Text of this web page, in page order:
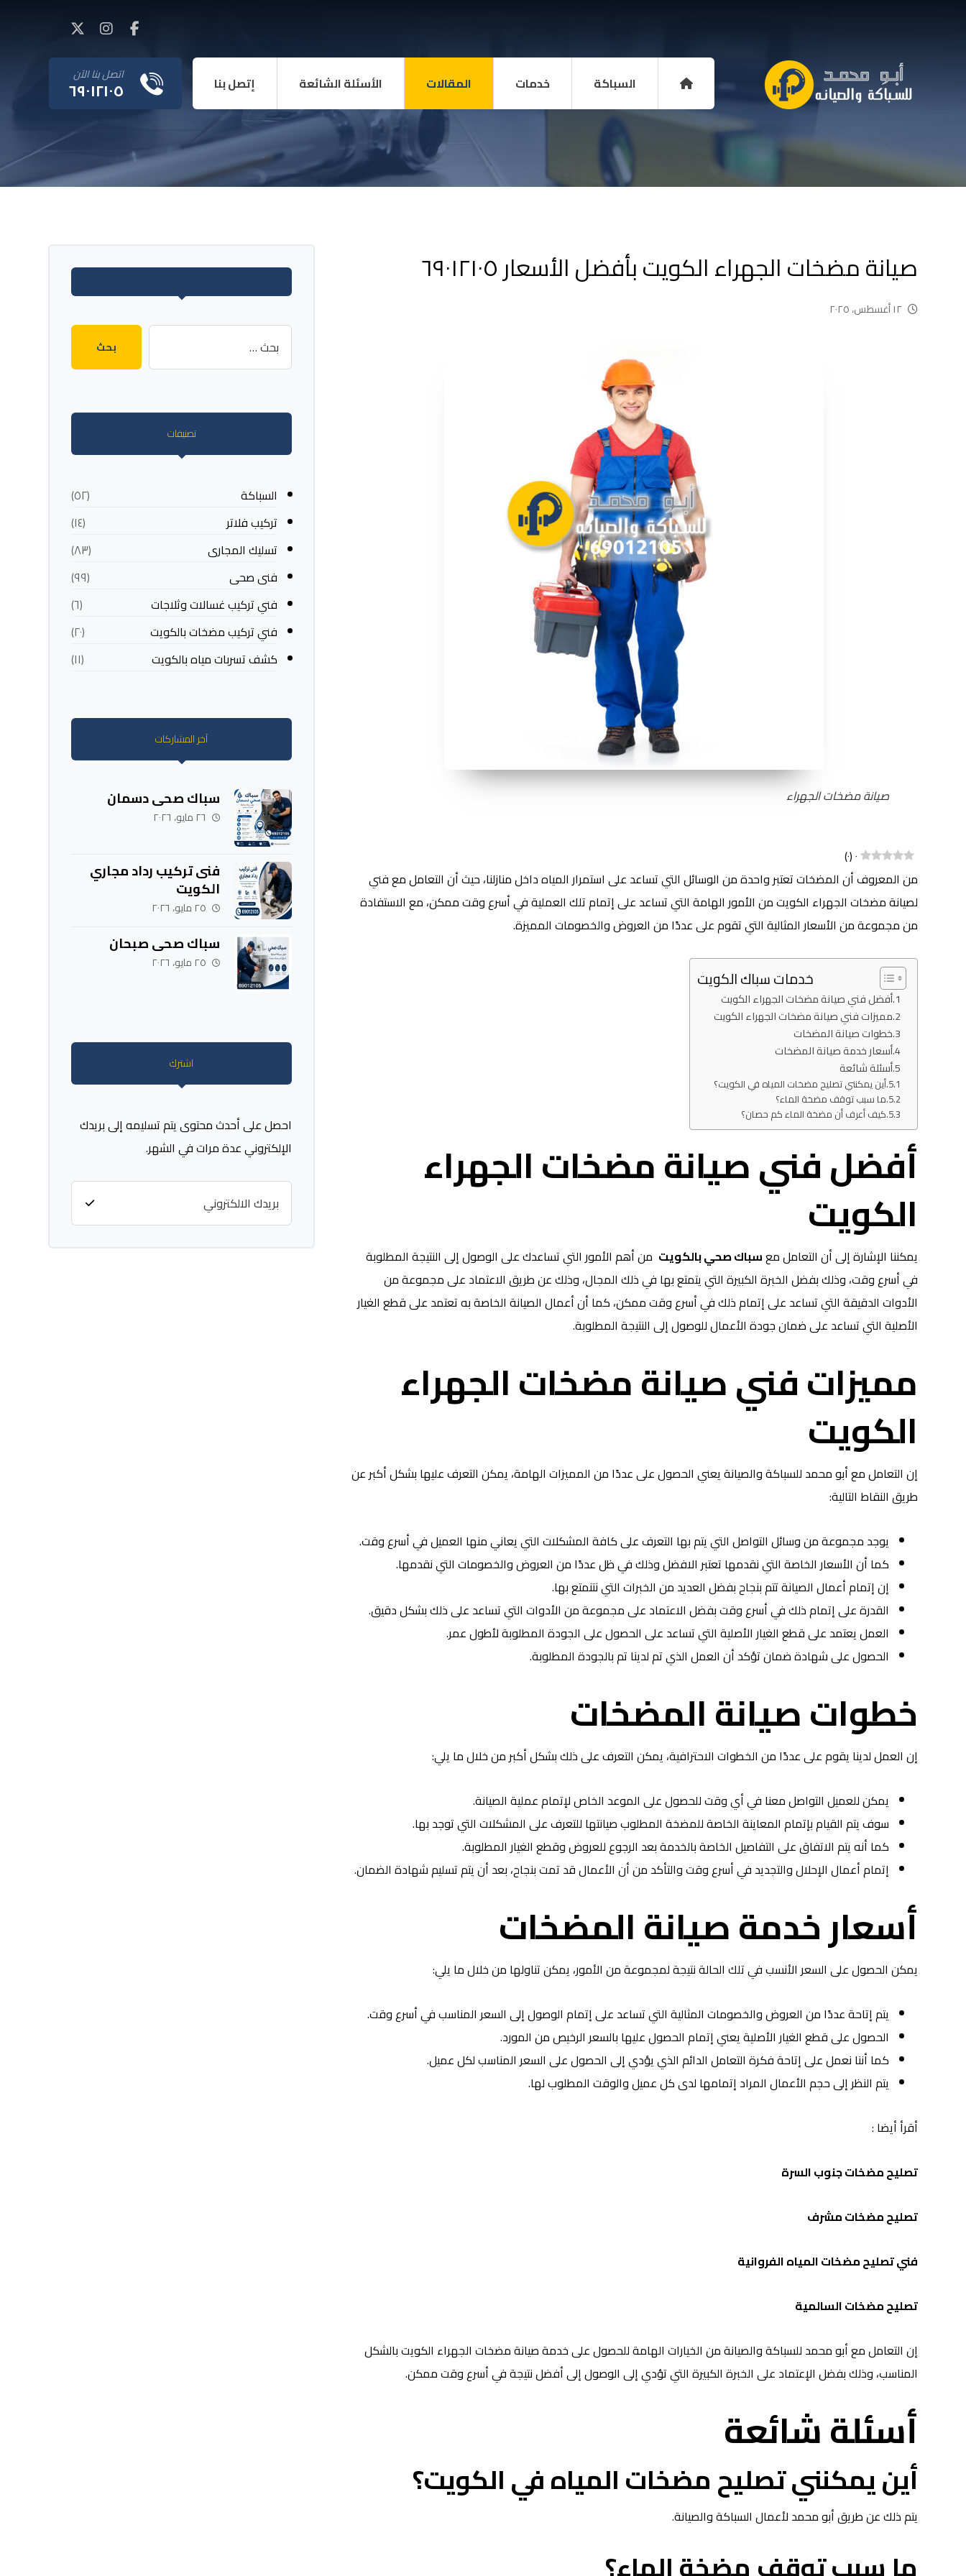
اتصل بنا الآن
٦٩٠١٢١٠٥ السباكة خدمات المقالات الأسئلة الشائعة إتصل بنا
صيانة مضخات الجهراء الكويت بأفضل الأسعار ٦٩٠١٢١٠٥
١٢ أغسطس، ٢٠٢٥
صيانة مضخات الجهراء
٠(٠)
من المعروف أن المضخات تعتبر واحدة من الوسائل التي تساعد على استمرار المياه داخل منازلنا، حيث أن التعامل مع فني
لصيانة مضخات الجهراء الكويت من الأمور الهامة التي تساعد على إتمام تلك العملية في أسرع وقت ممكن، مع الاستفادة
من مجموعة من الأسعار المثالية التي تقوم على عددًا من العروض والخصومات المميزة.
خدمات سباك الكويت
أفضل فني صيانة مضخات الجهراء الكويت
مميزات فني صيانة مضخات الجهراء الكويت
خطوات صيانة المضخات
أسعار خدمة صيانة المضخات
أسئلة شائعة
أين يمكنني تصليح مضخات المياه في الكويت؟
ما سبب توقف مضخة الماء؟
كيف أعرف أن مضخة الماء كم حصان؟
أفضل فني صيانة مضخات الجهراء
الكويت
يمكننا الإشارة إلى أن التعامل معسباك صحي بالكويت من أهم الأمور التي تساعدك على الوصول إلى النتيجة المطلوبة
في أسرع وقت، وذلك بفضل الخبرة الكبيرة التي يتمتع بها في ذلك المجال، وذلك عن طريق الاعتماد على مجموعة من
الأدوات الدقيقة التي تساعد على إتمام ذلك في أسرع وقت ممكن، كما أن أعمال الصيانة الخاصة به تعتمد على قطع الغيار
الأصلية التي تساعد على ضمان جودة الأعمال للوصول إلى النتيجة المطلوبة.
مميزات فني صيانة مضخات الجهراء
الكويت
إن التعامل مع أبو محمد للسباكة والصيانة يعني الحصول على عددًا من المميزات الهامة، يمكن التعرف عليها بشكل أكبر عن
طريق النقاط التالية:
يوجد مجموعة من وسائل التواصل التي يتم بها التعرف على كافة المشكلات التي يعاني منها العميل في أسرع وقت.
كما أن الأسعار الخاصة التي نقدمها تعتبر الافضل وذلك في ظل عددًا من العروض والخصومات التي نقدمها.
إن إتمام أعمال الصيانة تتم بنجاح بفضل العديد من الخبرات التي نتنمتع بها.
القدرة على إتمام ذلك في أسرع وقت بفضل الاعتماد على مجموعة من الأدوات التي تساعد على ذلك بشكل دقيق.
العمل يعتمد على قطع الغيار الأصلية التي تساعد على الحصول على الجودة المطلوبة لأطول عمر.
الحصول على شهادة ضمان تؤكد أن العمل الذي تم لدينا تم بالجودة المطلوبة.
خطوات صيانة المضخات
إن العمل لدينا يقوم على عددًا من الخطوات الاحترافية، يمكن التعرف على ذلك بشكل أكبر من خلال ما يلي:
يمكن للعميل التواصل معنا في أي وقت للحصول على الموعد الخاص لإتمام عملية الصيانة.
سوف يتم القيام بإتمام المعاينة الخاصة للمضخة المطلوب صيانتها للتعرف على المشكلات التي توجد بها.
كما أنه يتم الاتفاق على التفاصيل الخاصة بالخدمة بعد الرجوع للعروض وقطع الغيار المطلوبة.
إتمام أعمال الإحلال والتجديد في أسرع وقت والتأكد من أن الأعمال قد تمت بنجاح، بعد أن يتم تسليم شهادة الضمان.
أسعار خدمة صيانة المضخات
يمكن الحصول على السعر الأنسب في تلك الحالة نتيجة لمجموعة من الأمور، يمكن تناولها من خلال ما يلي:
يتم إتاحة عددًا من العروض والخصومات المثالية التي تساعد على إتمام الوصول إلى السعر المناسب في أسرع وقت.
الحصول على قطع الغيار الأصلية يعني إتمام الحصول عليها بالسعر الرخيص من المورد.
كما أننا نعمل على إتاحة فكرة التعامل الدائم الذي يؤدي إلى الحصول على السعر المناسب لكل عميل.
يتم النظر إلى حجم الأعمال المراد إتمامها لدى كل عميل والوقت المطلوب لها.
أقرأ أيضا :
تصليح مضخات جنوب السرة
تصليح مضخات مشرف
فني تصليح مضخات المياه الفروانية
تصليح مضخات السالمية
إن التعامل مع أبو محمد للسباكة والصيانة من الخيارات الهامة للحصول على خدمة صيانة مضخات الجهراء الكويت بالشكل
المناسب، وذلك بفضل الإعتماد على الخبرة الكبيرة التي تؤدي إلى الوصول إلى أفضل نتيجة في أسرع وقت ممكن.
أسئلة شائعة
أين يمكنني تصليح مضخات المياه في الكويت؟
يتم ذلك عن طريق أبو محمد لأعمال السباكة والصيانة.
بحث
تصنيفات
السباكة
(٥٢)
تركيب فلاتر
(١٤)
تسليك المجارى
(٨٣)
فنى صحى
(٩٩)
فني تركيب غسالات وثلاجات
(٦)
فني تركيب مضخات بالكويت
(٢٠)
كشف تسربات مياه بالكويت
(١١)
آخر المشاركات
سباك صحي دسمان
٢٦ مايو، ٢٠٢٦
فنى تركيب رداد مجاري
الكويت
٢٥ مايو، ٢٠٢٦
سباك صحي صبحان
٢٥ مايو، ٢٠٢٦
اشترك
احصل على أحدث محتوى يتم تسليمه إلى بريدك
الإلكتروني عدة مرات في الشهر.